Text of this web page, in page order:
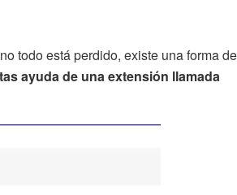
todo está perdido, existe una forma de
ayuda de una extensión llamada